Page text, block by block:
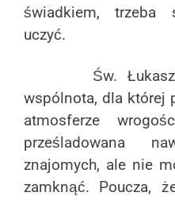
świadkiem, trzeba
uczyć.
Św. Łukasz
wspólnota, dla której
atmosferze
prześladowana
znajomych, ale nie
zamknąć. Poucza,